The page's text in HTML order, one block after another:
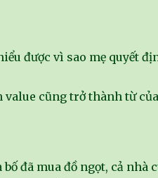
được vì sao mẹ quyết
value cũng trở thành từ
đã mua đồ ngọt, cả nhà